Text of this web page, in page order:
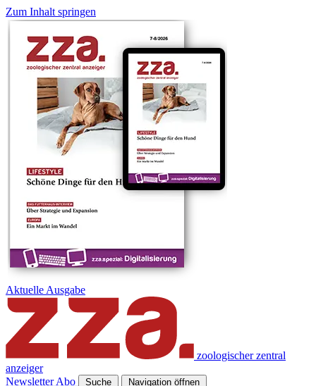
Zum Inhalt springen
Aktuelle Ausgabe
zoologischer zentral
anzeiger
Newsletter Abo Suche Navigation öffnen